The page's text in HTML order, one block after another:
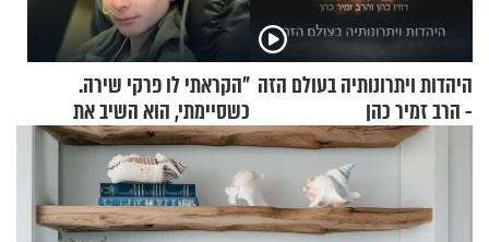
היהדות ויתרונותיה בעולם הזה
- הרב זמיר כהן
"הקראתי לו פרקי שירה.
כשסיימתי, הוא השיב את
נשמתו לבורא"